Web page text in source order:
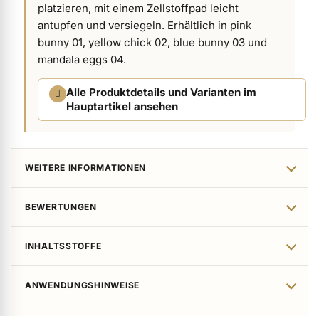
Kundenpräsente anzeigen
platzieren, mit einem Zellstoffpad leicht
antupfen und versiegeln. Erhältlich in pink
bunny 01, yellow chick 02, blue bunny 03 und
mandala eggs 04.
Alle Produktdetails und Varianten im
Hauptartikel ansehen
WEITERE INFORMATIONEN
BEWERTUNGEN
INHALTSSTOFFE
ANWENDUNGSHINWEISE